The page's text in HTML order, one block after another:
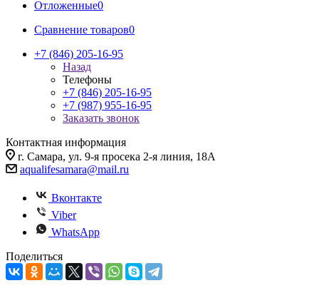
Отложенные0
Сравнение товаров0
+7 (846) 205-16-95
Назад
Телефоны
+7 (846) 205-16-95
+7 (987) 955-16-95
Заказать звонок
Контактная информация
г. Самара, ул. 9-я просека 2-я линия, 18А
aqualifesamara@mail.ru
Вконтакте
Viber
WhatsApp
Поделиться